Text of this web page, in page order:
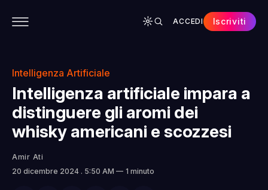
ACCEDI Iscriviti
Intelligenza Artificiale
Intelligenza artificiale impara a
distinguere gli aromi dei
whisky americani e scozzesi
Amir Ati
20 dicembre 2024 . 5:50 AM 1 minuto